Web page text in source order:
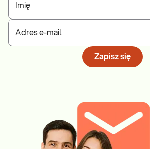
Imię
Adres e-mail
Zapisz się